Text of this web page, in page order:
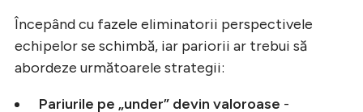
Începând cu fazele eliminatorii perspectivele
echipelor se schimbă, iar pariorii ar trebui să
abordeze următoarele strategii:
Pariurile pe „under” devin valoroase -